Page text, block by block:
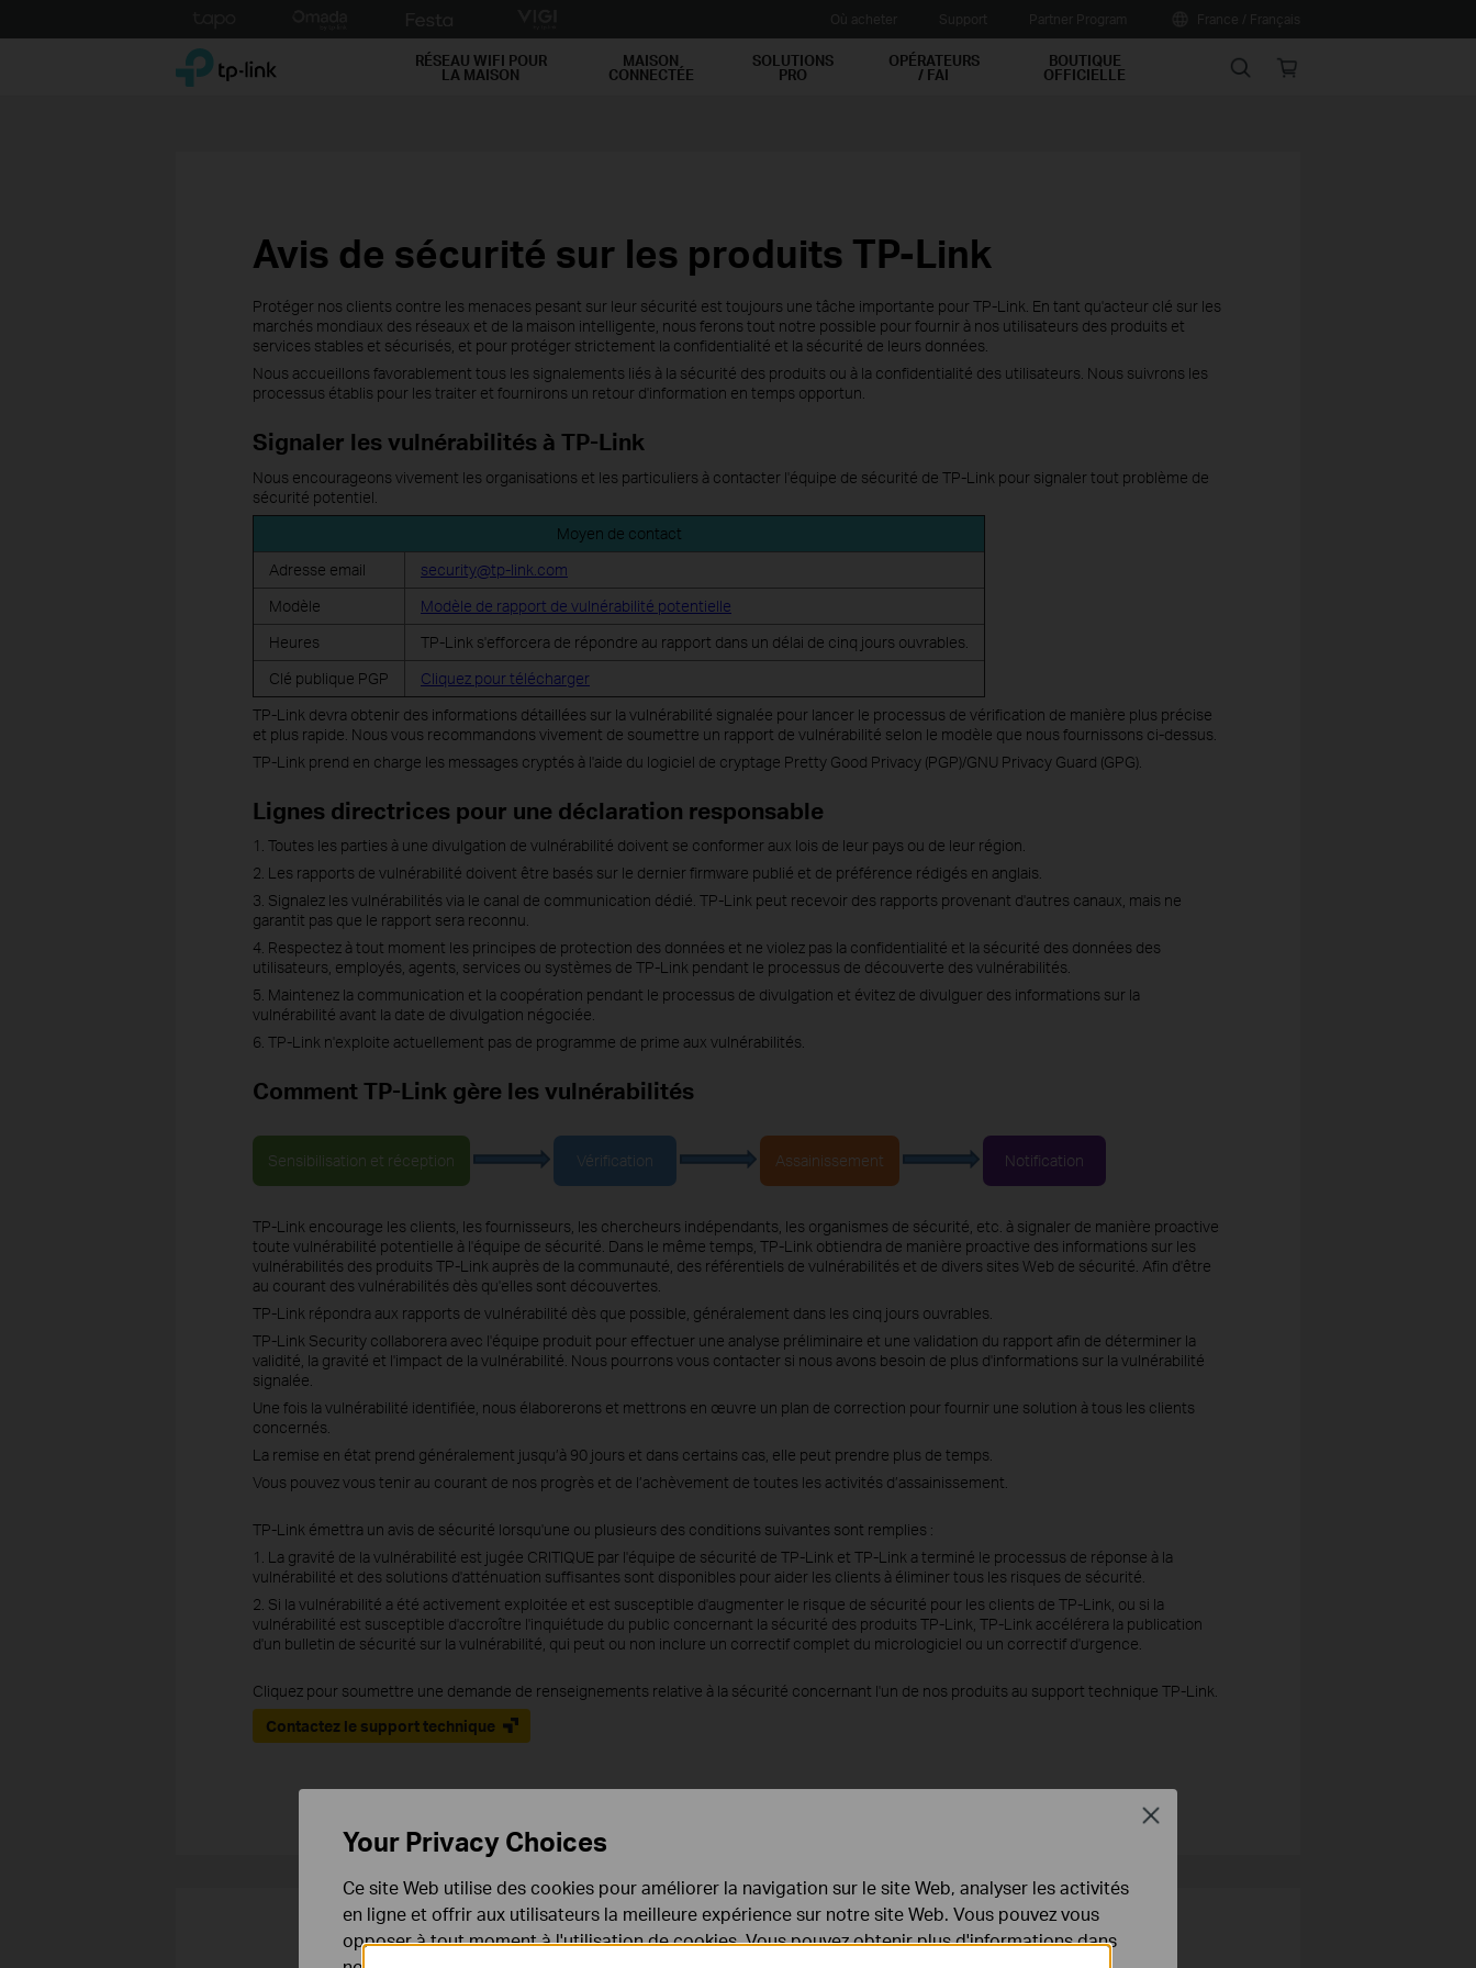
to
TP-Link, Reliably Smart RÉSEAU WIFI POUR
LA MAISON
MAISON
CONNECTÉE
SOLUTIONS
PRO
OPÉRATEURS
/ FAI
BOUTIQUE
OFFICIELLE Search
Online
Avis de sécurité sur les produits TP-Link
Protéger nos clients contre les menaces pesant sur leur sécurité est toujours une tâche importante pour TP-Link. En tant qu'acteur clé sur les
marchés mondiaux des réseaux et de la maison intelligente, nous ferons tout notre possible pour fournir à nos utilisateurs des produits et
services stables et sécurisés, et pour protéger strictement la confidentialité et la sécurité de leurs données.
Nous accueillons favorablement tous les signalements liés à la sécurité des produits ou à la confidentialité des utilisateurs. Nous suivrons les
processus établis pour les traiter et fournirons un retour d'information en temps opportun.
Signaler les vulnérabilités à TP-Link
Nous encourageons vivement les organisations et les particuliers à contacter l'équipe de sécurité de TP-Link pour signaler tout problème de
sécurité potentiel.
Moyen de contact
Adresse email
security@tp-link.com
Modèle
Modèle de rapport de vulnérabilité potentielle
Heures
TP-Link s'efforcera de répondre au rapport dans un délai de cinq jours ouvrables.
Clé publique PGP
Cliquez pour télécharger
TP-Link devra obtenir des informations détaillées sur la vulnérabilité signalée pour lancer le processus de vérification de manière plus précise
et plus rapide. Nous vous recommandons vivement de soumettre un rapport de vulnérabilité selon le modèle que nous fournissons ci-dessus.
TP-Link prend en charge les messages cryptés à l'aide du logiciel de cryptage Pretty Good Privacy (PGP)/GNU Privacy Guard (GPG).
Lignes directrices pour une déclaration responsable
1. Toutes les parties à une divulgation de vulnérabilité doivent se conformer aux lois de leur pays ou de leur région.
2. Les rapports de vulnérabilité doivent être basés sur le dernier firmware publié et de préférence rédigés en anglais.
3. Signalez les vulnérabilités via le canal de communication dédié. TP-Link peut recevoir des rapports provenant d'autres canaux, mais ne
garantit pas que le rapport sera reconnu.
4. Respectez à tout moment les principes de protection des données et ne violez pas la confidentialité et la sécurité des données des
utilisateurs, employés, agents, services ou systèmes de TP-Link pendant le processus de découverte des vulnérabilités.
5. Maintenez la communication et la coopération pendant le processus de divulgation et évitez de divulguer des informations sur la
vulnérabilité avant la date de divulgation négociée.
6. TP-Link n'exploite actuellement pas de programme de prime aux vulnérabilités.
Comment TP-Link gère les vulnérabilités
Sensibilisation et réception Vérification Assainissement Notification
TP-Link encourage les clients, les fournisseurs, les chercheurs indépendants, les organismes de sécurité, etc. à signaler de manière proactive
toute vulnérabilité potentielle à l'équipe de sécurité. Dans le même temps, TP-Link obtiendra de manière proactive des informations sur les
vulnérabilités des produits TP-Link auprès de la communauté, des référentiels de vulnérabilités et de divers sites Web de sécurité. Afin d'être
au courant des vulnérabilités dès qu'elles sont découvertes.
TP-Link répondra aux rapports de vulnérabilité dès que possible, généralement dans les cinq jours ouvrables.
TP-Link Security collaborera avec l'équipe produit pour effectuer une analyse préliminaire et une validation du rapport afin de déterminer la
validité, la gravité et l'impact de la vulnérabilité. Nous pourrons vous contacter si nous avons besoin de plus d'informations sur la vulnérabilité
signalée.
Une fois la vulnérabilité identifiée, nous élaborerons et mettrons en œuvre un plan de correction pour fournir une solution à tous les clients
concernés.
La remise en état prend généralement jusqu’à 90 jours et dans certains cas, elle peut prendre plus de temps.
Vous pouvez vous tenir au courant de nos progrès et de l’achèvement de toutes les activités d’assainissement.
TP-Link émettra un avis de sécurité lorsqu'une ou plusieurs des conditions suivantes sont remplies :
1. La gravité de la vulnérabilité est jugée CRITIQUE par l'équipe de sécurité de TP-Link et TP-Link a terminé le processus de réponse à la
vulnérabilité et des solutions d'atténuation suffisantes sont disponibles pour aider les clients à éliminer tous les risques de sécurité.
2. Si la vulnérabilité a été activement exploitée et est susceptible d'augmenter le risque de sécurité pour les clients de TP-Link, ou si la
vulnérabilité est susceptible d'accroître l'inquiétude du public concernant la sécurité des produits TP-Link, TP-Link accélérera la publication
d'un bulletin de sécurité sur la vulnérabilité, qui peut ou non inclure un correctif complet du micrologiciel ou un correctif d'urgence.
Cliquez pour soumettre une demande de renseignements relative à la sécurité concernant l'un de nos produits au support technique TP-Link.
Contactez le support technique
Your Privacy Choices
Ce site Web utilise des cookies pour améliorer la navigation sur le site Web, analyser les activités
en ligne et offrir aux utilisateurs la meilleure expérience sur notre site Web. Vous pouvez vous
opposer à tout moment à l'utilisation de cookies. Vous pouvez obtenir plus d'informations dans
Close